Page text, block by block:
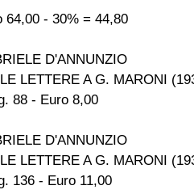
64,00 - 30% = 44,80
D'ANNUNZIO
LETTERE A G. MARONI
88 - Euro 8,00
D'ANNUNZIO
LETTERE A G. MARONI
136 - Euro 11,00